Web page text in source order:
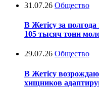
31.07.26 Общество
В Жетісу за
105 тысяч тонн
29.07.26 Общество
В Жетісу
хищников